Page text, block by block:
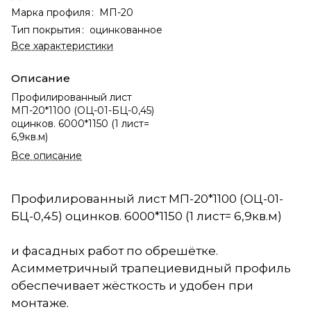
Марка профиля : МП-20
Тип покрытия : оцинкованное
Все характеристики
Описание
Профилированный лист
МП-20*1100 (ОЦ-01-БЦ-0,45)
оцинков. 6000*1150 (1 лист=
6,9кв.м)
Все описание
Профилированный лист МП-20*1100 (ОЦ-01-
БЦ-0,45) оцинков. 6000*1150 (1 лист= 6,9кв.м)
и фасадных работ по обрешётке.
Асимметричный трапециевидный профиль
обеспечивает жёсткость и удобен при
монтаже.